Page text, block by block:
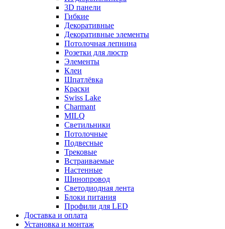
3D панели
Гибкие
Декоративные
Декоративные элементы
Потолочная лепнина
Розетки для люстр
Элементы
Клеи
Шпатлёвка
Краски
Swiss Lake
Charmant
MILQ
Светильники
Потолочные
Подвесные
Трековые
Встраиваемые
Настенные
Шинопровод
Светодиодная лента
Блоки питания
Профили для LED
Доставка и оплата
Установка и монтаж